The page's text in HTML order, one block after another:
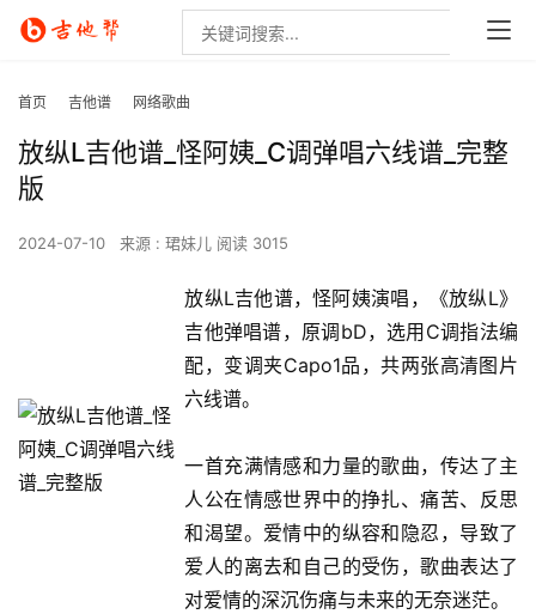
首页 吉他谱 网络歌曲
放纵L吉他谱_怪阿姨_C调弹唱六线谱_完整
版
2024-07-10 来源 : 珺妹儿 阅读 3015
放纵L吉他谱，怪阿姨演唱，《放纵L》
吉他弹唱谱，原调bD，选用C调指法编
配，变调夹Capo1品，共两张高清图片
六线谱。
一首充满情感和力量的歌曲，传达了主
人公在情感世界中的挣扎、痛苦、反思
和渴望。爱情中的纵容和隐忍，导致了
爱人的离去和自己的受伤，歌曲表达了
对爱情的深沉伤痛与未来的无奈迷茫。